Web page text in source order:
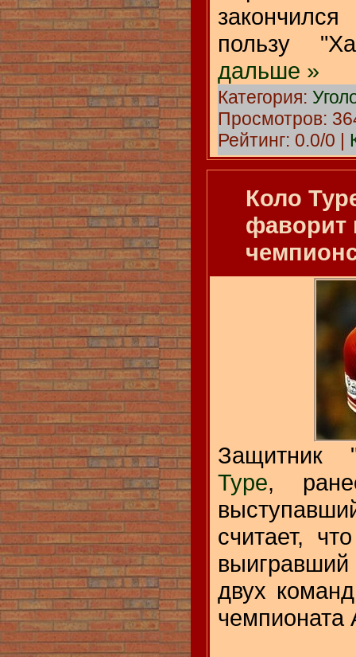
пользу
дальше »
Категория:
Просмотров:
Рейтинг: 0.0/0 |
Коло
фаворит
Защитник
Туре,
считает,
двух
чемпионата